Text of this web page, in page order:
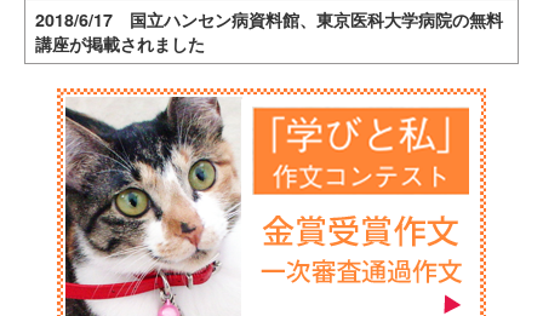
2018/6/17 国立ハンセン病資料館、東京医科大学病院の無料
講座が掲載されました